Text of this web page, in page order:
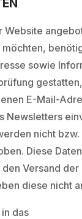
Website
sowie
E-Mail-
Newsletters
nicht bzw.
Diese
Versand
diese nicht
das